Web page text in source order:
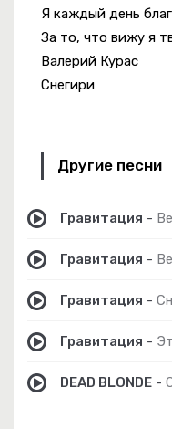
Я каждый день
За то, что вижу я
Валерий Курас
Снегири
Другие песни
Гравитация -
Гравитация -
Гравитация -
Гравитация -
DEAD BLONDE -